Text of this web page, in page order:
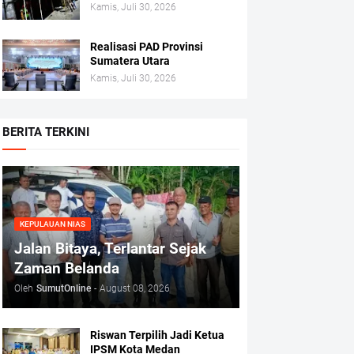
Kamis, Juli 30, 2026
Realisasi PAD Provinsi
Sumatera Utara
Kamis, Juli 30, 2026
BERITA TERKINI
KEPULAUAN NIAS
Jalan Bitaya, Terlantar Sejak
Zaman Belanda
Oleh SumutOnline - August 08, 2026
Riswan Terpilih Jadi Ketua
IPSM Kota Medan